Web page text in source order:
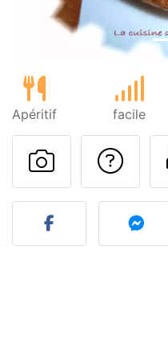
Apéritif facile
Publier